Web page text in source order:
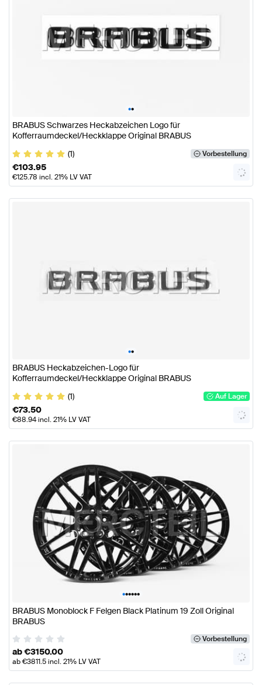
••
BRABUS Schwarzes Heckabzeichen Logo für
Kofferraumdeckel/Heckklappe Original BRABUS
(1)
Vorbestellung
€103.95
€125.78 incl. 21% LV VAT
••
BRABUS Heckabzeichen-Logo für
Kofferraumdeckel/Heckklappe Original BRABUS
(1)
Auf Lager
€73.50
€88.94incl. 21% LV VAT
••••••
BRABUS Monoblock F Felgen Black Platinum 19 Zoll Original
BRABUS
Vorbestellung
ab€3150.00
ab€3811.5incl. 21% LV VAT